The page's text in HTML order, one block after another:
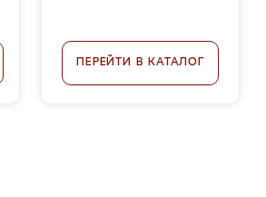
ПЕРЕЙТИ В КАТАЛОГ